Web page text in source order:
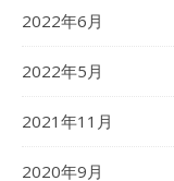
2022年6月
2022年5月
2021年11月
2020年9月